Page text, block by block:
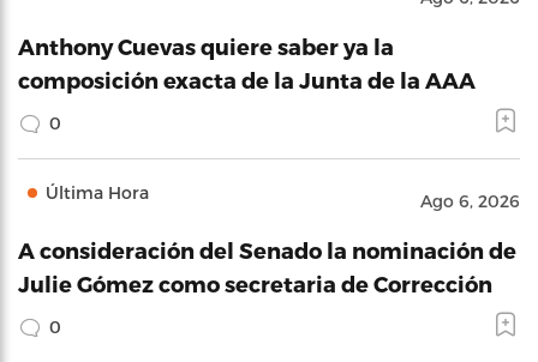
Anthony Cuevas quiere saber ya la
composición exacta de la Junta de la AAA
0
Última Hora Ago 6, 2026
A consideración del Senado la nominación de
Julie Gómez como secretaria de Corrección
0